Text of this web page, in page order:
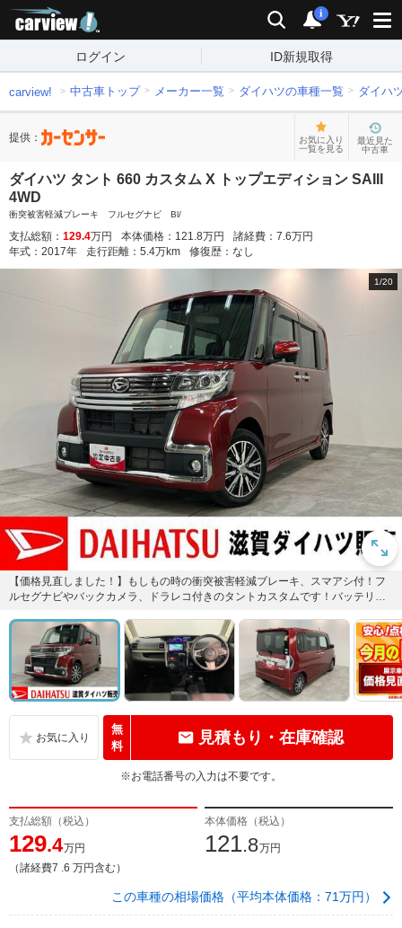
検索 通知
i
ログイン ID新規取得
carview! 中古車トップ メーカー一覧 ダイハツの車種一覧 ダイハ
提供：
お気に入り
一覧を見る
最近見た
中古車
ダイハツ タント 660 カスタム X トップエディション SAIII
4WD
衝突被害軽減ブレーキ フルセグナビ Bl/
支払総額： 129.4万円 本体価格： 121.8万円 諸経費： 7.6万円
年式： 2017年 走行距離： 5.4万km 修復歴： なし
1/20
【価格見直しました！】もしもの時の衝突被害軽減ブレーキ、スマアシ付！フ
ルセグナビやバックカメラ、ドラレコ付きのタントカスタムです！バッテリー
無
料
見積もり・在庫確認
※お電話番号の入力は不要です。
支払総額（税込）
129.4万円
（諸経費7 .6 万円含む）
本体価格（税込）
121.8万円
この車種の相場価格（平均本体価格：71万円）